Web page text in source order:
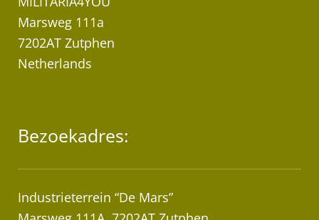
Marsweg 111a
7202AT Zutphen
Netherlands
Bezoekadres:
Industrieterrein “De Mars”